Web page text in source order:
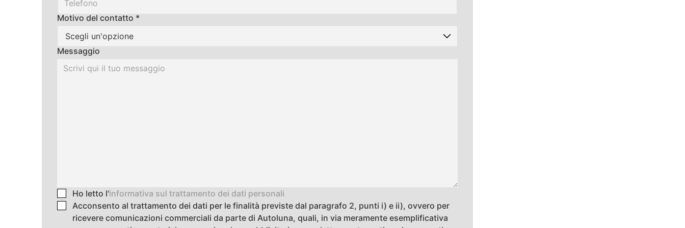
Motivo del contatto *
Scegli un'opzione
Messaggio
Ho letto l'informativa sul trattamento dei dati personali
Acconsento al trattamento dei dati per le finalità previste dal paragrafo 2, punti i) e ii), ovvero per
ricevere comunicazioni commerciali da parte di Autoluna, quali, in via meramente esemplificativa